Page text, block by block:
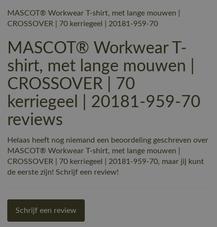
MASCOT® Workwear T-shirt, met lange mouwen |
CROSSOVER | 70 kerriegeel | 20181-959-70
MASCOT® Workwear T-
shirt, met lange mouwen |
CROSSOVER | 70
kerriegeel | 20181-959-70
reviews
Helaas heeft nog niemand een beoordeling geschreven over
MASCOT® Workwear T-shirt, met lange mouwen |
CROSSOVER | 70 kerriegeel | 20181-959-70, maar jij kunt
de eerste zijn! Schrijf een review!
Schrijf een review